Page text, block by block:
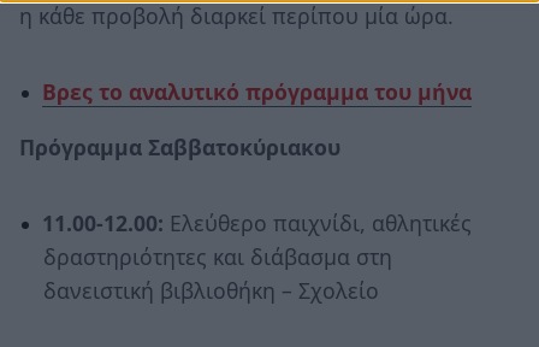
η κάθε προβολή διαρκεί περίπου μία ώρα.
Βρες το αναλυτικό πρόγραμμα του μήνα
Πρόγραμμα Σαββατοκύριακου
11.00-12.00: Ελεύθερο παιχνίδι, αθλητικές
δραστηριότητες και διάβασμα στη
δανειστική βιβλιοθήκη – Σχολείο